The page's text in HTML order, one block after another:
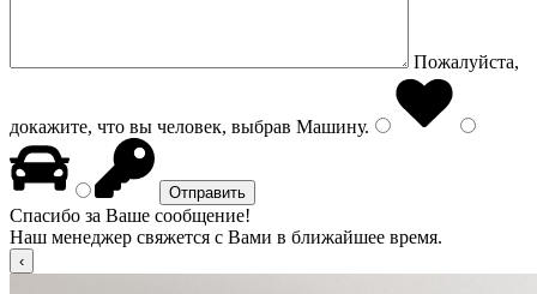
Пожалуйста,
докажите, что вы человек, выбрав Машину.
Спасибо за Ваше сообщение!
Наш менеджер свяжется с Вами в ближайшее время.